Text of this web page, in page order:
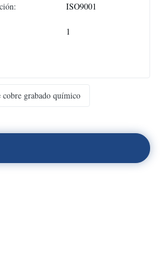
ISO9001
1
grabado químico